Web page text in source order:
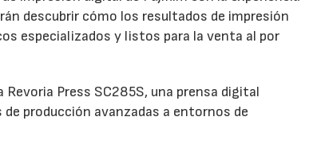
descubrir cómo los resultados de impresión
especializados y listos para la venta al por
Press SC285S, una prensa digital
producción avanzadas a entornos de